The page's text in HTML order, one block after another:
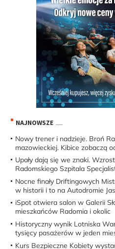
NAJNOWSZE
Nowy trener i nadzieje. Broń
mazowieckiej. Kibice zobaczą
Upały dają się we znaki.
Radomskiego Szpitala
Nocne finały Driftingowych
w historii i to na Autodromie
iSpot otwiera salon w Galerii
mieszkańców Radomia i okolic
Historyczny wynik Lotniska
tysięcy pasażerów w jeden
Kurs Bezpieczne Kobiety